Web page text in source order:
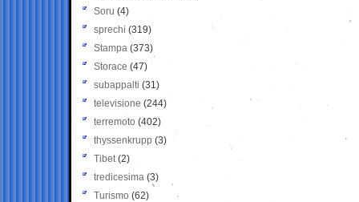
Soru (4)
sprechi (319)
Stampa (373)
Storace (47)
subappalti (31)
televisione(244)
terremoto (402)
thyssenkrupp (3)
Tibet(2)
tredicesima (3)
Turismo (62)